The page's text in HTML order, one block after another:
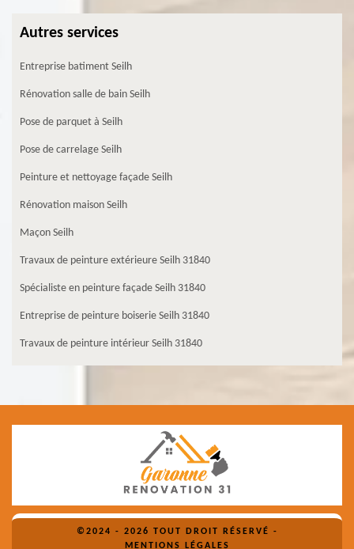
Autres services
Entreprise batiment Seilh
Rénovation salle de bain Seilh
Pose de parquet à Seilh
Pose de carrelage Seilh
Peinture et nettoyage façade Seilh
Rénovation maison Seilh
Maçon Seilh
Travaux de peinture extérieure Seilh 31840
Spécialiste en peinture façade Seilh 31840
Entreprise de peinture boiserie Seilh 31840
Travaux de peinture intérieur Seilh 31840
©2024 - 2026 TOUT DROIT RÉSERVÉ -
MENTIONS LÉGALES